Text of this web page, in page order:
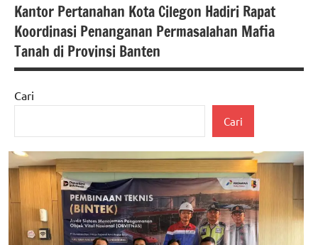
Kantor Pertanahan Kota Cilegon Hadiri Rapat
Koordinasi Penanganan Permasalahan Mafia
Tanah di Provinsi Banten
#Kementerian
ATR/BPN RI
banten
Berita
Cari
Cari